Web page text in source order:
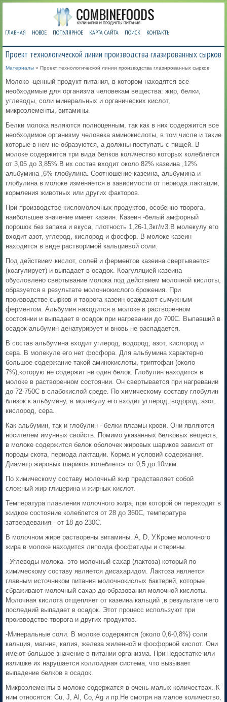
ГЛАВНАЯ НОВОЕ ПОПУЛЯРНОЕ КАРТА САЙТА ПОИСК КОНТАКТЫ
Проект технологической линии производства глазированных сырков
Материалы » Проект технологической линии производства глазированных сырков
Молоко -ценный продукт питания, в котором находятся все
необходимые для организма человекам вещества: жир, белки,
углеводы, соли минеральных и органических кислот,
микроэлементы, витамины.
Белки молока являются полноценным, так как в них содержится все
необходимое организму человека аминокислоты, в том числе и такие
которые в нем не образуются, а должны поступать с пищей. В
молоке содержится три вида белков количество которых колеблется
от 3,05 до 3,85%.В их состав входит около 82% казеина ,12%
альбумина ,6% глобулина. Соотношение казеина, альбумина и
глобулина в молоке изменяется в зависимости от периода лактации,
кормления животных или других факторов.
При производстве кисломолочных продуктов, особенно творога,
наибольшее значение имеет казеин. Казеин -белый амфорный
порошок без запаха и вкуса, плотность 1,26-1,3кг/м3.В молекулу его
входит азот, углерод, кислород и фосфор. В молоке казеин
находится в виде растворимой кальциевой соли.
Под действием кислот, солей и ферментов казеина свертывается
(коагулирует) и выпадает в осадок. Коагуляцией казеина
обусловлено свертывание молока под действием молочной кислоты,
образуется в результате молочнокислого брожения. При
производстве сырков и творога казеин осаждают сычужным
ферментом. Альбумин находится в молоке в растворенном
состоянии и выпадает в осадок при нагревании до 700С. Выпавший в
осадок альбумин денатурирует и вновь не распадается.
В состав альбумина входит углерод, водород, азот, кислород и
сера. В молекуле его нет фосфора. Для альбумина характерно
большое содержание такой аминокислоты, триптофан (около
7%),которую не содержит ни один белок. Глобулин находится в
молоке в растворенном состоянии. Он свертывается при нагревании
до 72-750С в слабокислой среде. По химическому составу глобулин
близок к альбумину, в молекулу его входит углерод, водород, азот,
кислород, сера.
Как альбумин, так и глобулин - белки плазмы крови. Они являются
носителем имунных свойств. Помимо указанных белковых веществ,
в молоке содержится белок оболочек жировых шариков зависит от
породы скота, периода лактации. Корма и условий содержания.
Диаметр жировых шариков колеблется от 0,5 до 10мкм.
По химическому составу молочный жир представляет собой
сложный жир глицерина и жирных кислот.
Температура плавления молочного жира, при которой он переходит в
жидкое состояние колеблется от 28 до 360С, температура
затвердевания - от 18 до 230С.
В молочном жире растворены витамины. А, D, У.Кроме молочного
жира в молоке находится липоида фосфатиды и стерины.
- Углеводы молока- это молочный сахар (лактоза) который по
химическому составу является дисахаридом. Лактоза является
главным источником питания молочнокислых бактерий, которые
сбраживают молочный сахар до образования молочной кислоты.
Молочная кислота отщепляет от казеина кальций ,в результате чего
последний выпадает в осадок. Этот процесс используют при
производстве творога и других продуктов.
-Минеральные соли. В молоке содержится (около 0,6-0,8%) соли
кальция, магния, калия, железа жиленной и фосфорной кислот. Они
имеют большое значение в питании организма. При недостатке или
излишке их нарушается коллоидная система, что вызывает
выпадение белков в осадок.
Микроэлементы в молоке содержатся в очень малых количествах. К
ним относятся: Cu, J, Al, Co, Ag и пр.Не смотря на малое количество,